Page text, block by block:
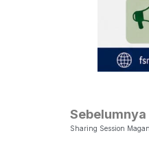
Sebelumnya
Sharing Session